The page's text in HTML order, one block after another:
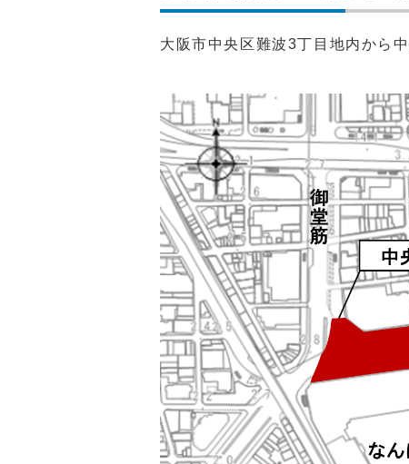
大阪市中央区難波3丁目地内から